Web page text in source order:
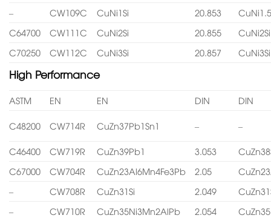
–
CW109C CuNi1Si 20.853
C64700
CW111C CuNi2Si 20.855
CuNi2Si
C70250
CW112C CuNi3Si 20.857 CuNi3Si
High Performance
ASTM EN EN DIN DIN
C48200 CW714R CuZn37Pb1Sn1 – –
C46400 CW719R CuZn39Pb1 3.053
C67000
CW704R CuZn23Al6Mn4Fe3Pb 2.05
–
CW708R CuZn31Si 2.049
–
CW710R CuZn35Ni3Mn2AlPb 2.054